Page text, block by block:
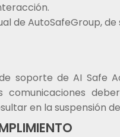
de AutoSafeGroup,
soporte de AI Safe
en la suspensión